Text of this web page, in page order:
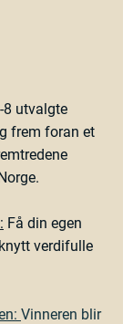
8 utvalgte
frem foran et
Få din egen
verdifulle
Vinneren blir